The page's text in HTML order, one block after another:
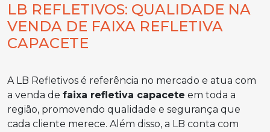
LB REFLETIVOS: QUALIDADE NA
VENDA DE FAIXA REFLETIVA
CAPACETE
A LB Refletivos é referência no mercado e atua com
a venda de faixa refletiva capacete em toda a
região, promovendo qualidade e segurança que
cada cliente merece. Além disso, a LB conta com